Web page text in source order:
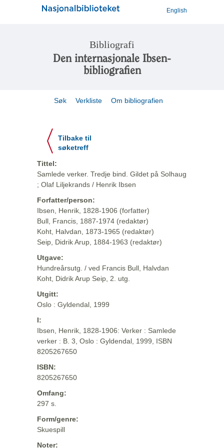
English
Bibliografi
Den internasjonale Ibsen-
bibliografien
Søk Verkliste Om bibliografien
Tilbake til
søketreff
Tittel:
Samlede verker. Tredje bind. Gildet på Solhaug
; Olaf Liljekrands / Henrik Ibsen
Forfatter/person:
Ibsen, Henrik, 1828-1906 (forfatter)
Bull, Francis, 1887-1974 (redaktør)
Koht, Halvdan, 1873-1965 (redaktør)
Seip, Didrik Arup, 1884-1963 (redaktør)
Utgave:
Hundreårsutg. / ved Francis Bull, Halvdan
Koht, Didrik Arup Seip, 2. utg.
Utgitt:
Oslo : Gyldendal, 1999
I:
Ibsen, Henrik, 1828-1906: Verker : Samlede
verker : B. 3, Oslo : Gyldendal, 1999, ISBN
8205267650
ISBN:
8205267650
Omfang:
297 s.
Form/genre:
Skuespill
Noter: